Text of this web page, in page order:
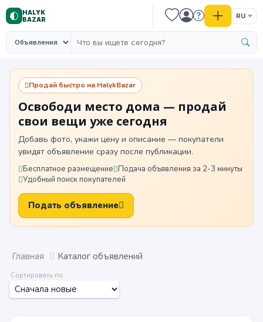
HALYK
BAZAR
RU
Продай быстро на HalykBazar
Освободи место дома — продай
свои вещи уже сегодня
Добавь фото, укажи цену и описание — покупатели
увидят объявление сразу после публикации.
Бесплатное размещение Подача объявления за 2-3 минуты
Удобный поиск покупателей
Подать объявление
Главная Каталог объявлений
Сортировать по: